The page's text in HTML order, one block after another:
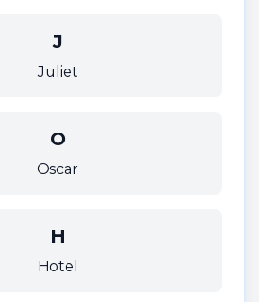
J
Juliet
O
Oscar
H
Hotel